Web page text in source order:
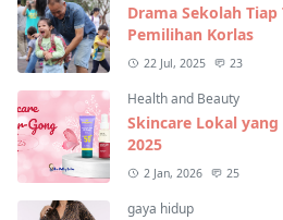
Drama Sekolah
Pemilihan Korlas
22 Jul, 2025 23
Health and Beauty
Skincare Lokal
2025
2 Jan, 2026 25
gaya hidup